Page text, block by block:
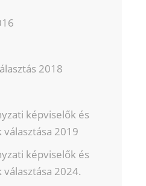
2018
képviselők és
2019
képviselők és
2024.